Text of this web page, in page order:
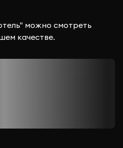
можно смотреть
качестве.